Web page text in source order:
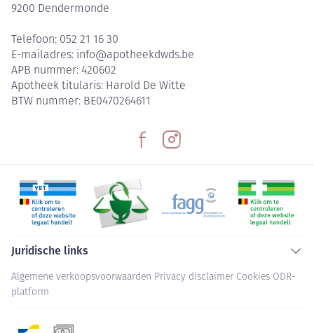
9200 Dendermonde
Telefoon: 052 21 16 30
E-mailadres: info@apotheekdwds.be
APB nummer: 420602
Apotheek titularis: Harold De Witte
BTW nummer: BE0470264611
Juridische links
Algemene verkoopsvoorwaarden Privacy disclaimer Cookies ODR-
platform